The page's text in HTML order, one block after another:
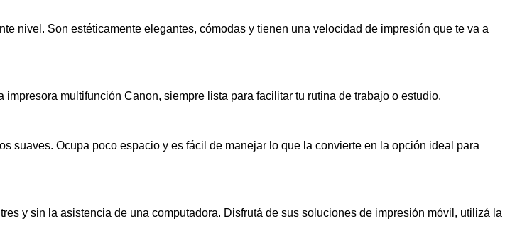
nivel. Son estéticamente elegantes, cómodas y tienen una velocidad de impresión que te va a
multifunción Canon, siempre lista para facilitar tu rutina de trabajo o estudio.
suaves. Ocupa poco espacio y es fácil de manejar lo que la convierte en la opción ideal para
y sin la asistencia de una computadora. Disfrutá de sus soluciones de impresión móvil, utilizá la